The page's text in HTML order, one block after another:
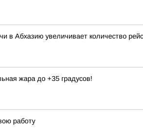
в Абхазию увеличивает количество
жара до +35 градусов!
работу